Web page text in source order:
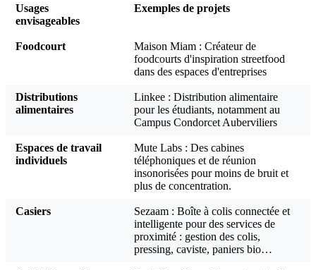
Usages
envisageables
Exemples de projets
Foodcourt
Maison Miam : Créateur de
foodcourts d'inspiration streetfood
dans des espaces d'entreprises
Distributions
alimentaires
Linkee : Distribution alimentaire
pour les étudiants, notamment au
Campus Condorcet Auberviliers
Espaces de travail
individuels
Mute Labs : Des cabines
téléphoniques et de réunion
insonorisées pour moins de bruit et
plus de concentration.
Casiers
Sezaam : Boîte à colis connectée et
intelligente pour des services de
proximité : gestion des colis,
pressing, caviste, paniers bio…